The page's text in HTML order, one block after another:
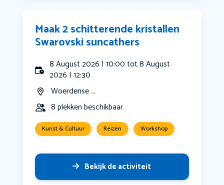
Maak 2 schitterende kristallen
Swarovski suncathers
8 August 2026 | 10:00 tot 8 August
2026 | 12:30
Woerdense ...
8 plekken beschikbaar
Kunst & Cultuur Reizen Workshop
Bekijk de activiteit